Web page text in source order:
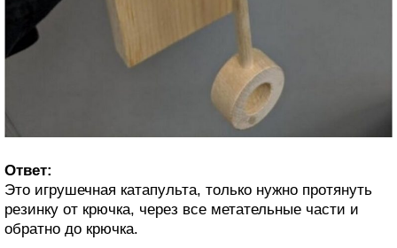
Ответ:
Это игрушечная катапульта, только нужно протянуть
резинку от крючка, через все метательные части и
обратно до крючка.